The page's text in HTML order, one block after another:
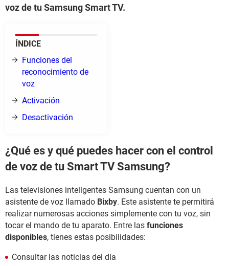
voz de tu Samsung Smart TV.
ÍNDICE
Funciones del
reconocimiento de
voz
Activación
Desactivación
¿Qué es y qué puedes hacer con el control
de voz de tu Smart TV Samsung?
Las televisiones inteligentes Samsung cuentan con un
asistente de voz llamado Bixby. Este asistente te permitirá
realizar numerosas acciones simplemente con tu voz, sin
tocar el mando de tu aparato. Entre las funciones
disponibles, tienes estas posibilidades:
Consultar las noticias del día